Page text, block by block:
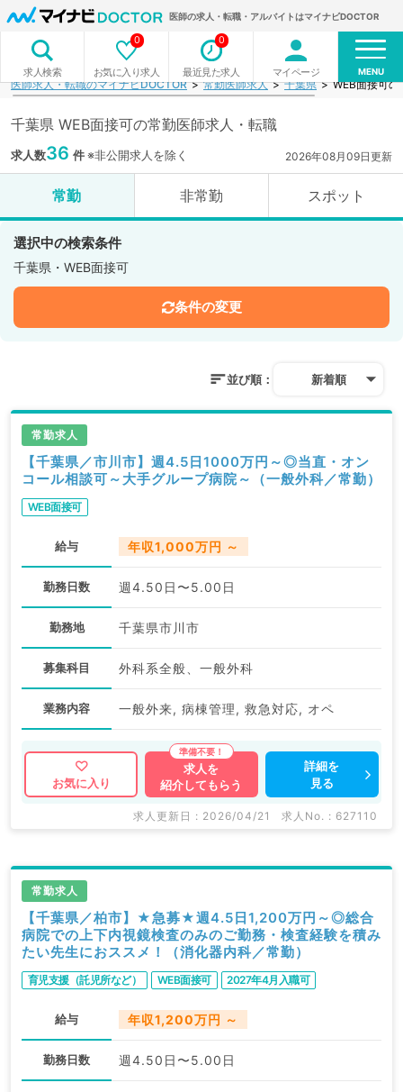
医師の求人・転職・アルバイトはマイナビDOCTOR
求人検索 お気に入り求人
0
最近見た求人
0
マイページ MENU
医師求人・転職のマイナビDOCTOR 常勤医師求人 千葉県 WEB面接可
千葉県 WEB面接可の常勤医師求人・転職
求人数36 件※非公開求人を除く 2026年08月09日更新
常勤 非常勤 スポット
選択中の検索条件
千葉県・WEB面接可
条件の変更
並び順： 新着順
常勤求人
【千葉県／市川市】週4.5日1000万円～◎当直・オン
コール相談可～大手グループ病院～（一般外科／常勤）
WEB面接可
給与 年収1,000万円 ～
勤務日数 週4.50日〜5.00日
勤務地 千葉県市川市
募集科目 外科系全般、一般外科
業務内容 一般外来, 病棟管理, 救急対応, オペ
お気に入り
求人を
紹介してもらう
詳細を
見る
求人更新日 : 2026/04/21 求人No. : 627110
常勤求人
【千葉県／柏市】★急募★週4.5日1,200万円～◎総合
病院での上下内視鏡検査のみのご勤務・検査経験を積み
たい先生におススメ！（消化器内科／常勤）
育児支援（託児所など） WEB面接可 2027年4月入職可
給与 年収1,200万円 ～
勤務日数 週4.50日〜5.00日